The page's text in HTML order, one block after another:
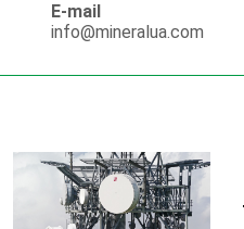
E-mail
info@mineralua.com